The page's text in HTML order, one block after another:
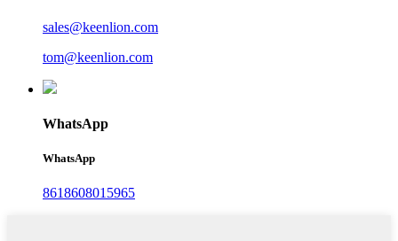
sales@keenlion.com
tom@keenlion.com
WhatsApp
WhatsApp
8618608015965